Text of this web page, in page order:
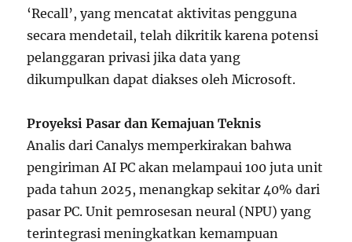
‘Recall’, yang mencatat aktivitas pengguna
secara mendetail, telah dikritik karena potensi
pelanggaran privasi jika data yang
dikumpulkan dapat diakses oleh Microsoft.
Proyeksi Pasar dan Kemajuan Teknis
Analis dari Canalys memperkirakan bahwa
pengiriman AI PC akan melampaui 100 juta unit
pada tahun 2025, menangkap sekitar 40% dari
pasar PC. Unit pemrosesan neural (NPU) yang
terintegrasi meningkatkan kemampuan